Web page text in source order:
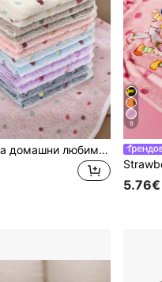
3бр. Одеяло за домашни любимци от коралово руно и фланела, супер меко и удобно покривало за легло за домашни любимци, подходящо за всички сезони
8
5.76€